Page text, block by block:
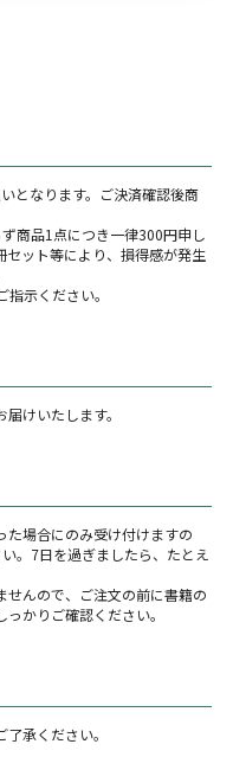
となります。ご決済確認後商
商品1点につき一律300円申し
セット等により、損得感が発生
示ください。
けいたします。
場合にのみ受け付けますの
。7日を過ぎましたら、たとえ
んので、ご注文の前に書籍の
かりご確認ください。
承ください。